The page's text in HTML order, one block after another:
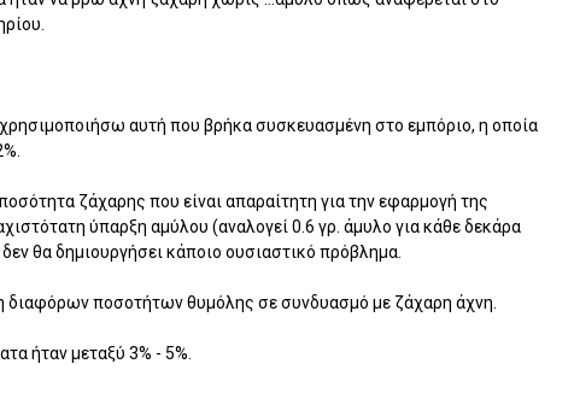
αυτή που βρήκα συσκευασμένη στο εμπόριο, η οποία
ζάχαρης που είναι απαραίτητη για την εφαρμογή της
ύπαρξη αμύλου (αναλογεί 0.6 γρ. άμυλο για κάθε δεκάρα
θα δημιουργήσει κάποιο ουσιαστικό πρόβλημα.
διαφόρων ποσοτήτων θυμόλης σε συνδυασμό με ζάχαρη άχνη.
ήταν μεταξύ 3% - 5%.